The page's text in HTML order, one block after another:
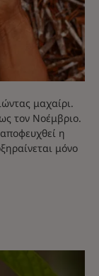
μαχαίρι.
τον Νοέμβριο.
η
μόνο